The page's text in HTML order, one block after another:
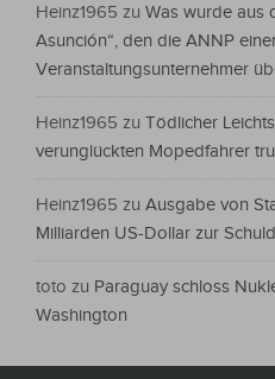
Heinz1965 zu Was wurde aus
Asunción“, den die ANNP
Veranstaltungsunternehmer
Heinz1965 zu Tödlicher
verunglückten Mopedfahrer
Heinz1965 zu Ausgabe von
Milliarden US-Dollar zur
toto zu Paraguay schloss
Washington